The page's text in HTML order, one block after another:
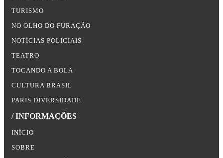
TURISMO
NO OLHO DO FURAÇÃO
NOTÍCIAS POLICIAIS
TEATRO
TOCANDO A BOLA
CULTURA BRASIL
PARIS DIVERSIDADE
/ INFORMAÇÕES
INÍCIO
SOBRE